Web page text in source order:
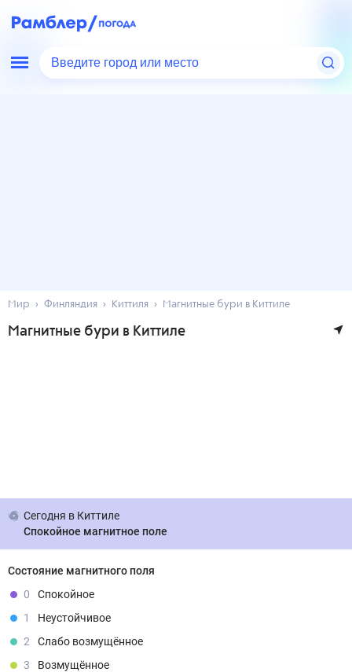
Введите город или место
Мир Финляндия Киттиля Магнитные бури в Киттиле
Магнитные бури в Киттиле
Сегодня в Киттиле
Спокойное магнитное поле
Состояние магнитного поля
0
Спокойное
1
Неустойчивое
2
Слабо возмущённое
3
Возмущённое